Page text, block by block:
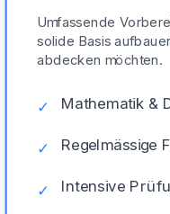
Umfassende
solide Basis
abdecken möchten.
✓ Mathematik &
✓ Regelmässige
✓ Intensive